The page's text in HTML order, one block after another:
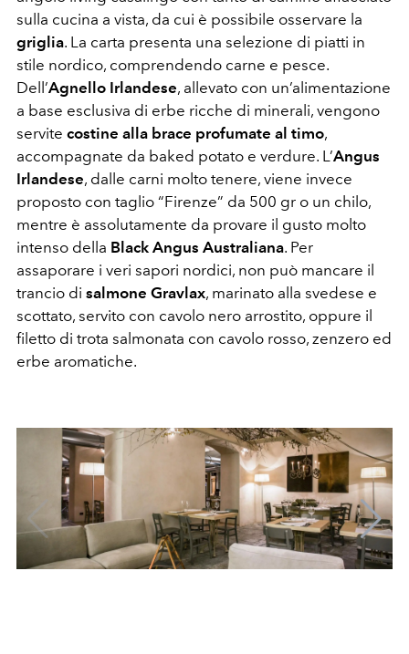
sulla cucina a vista, da cui è possibile osservare la
griglia. La carta presenta una selezione di piatti in
stile nordico, comprendendo carne e pesce.
Dell’Agnello Irlandese, allevato con un’alimentazione
a base esclusiva di erbe ricche di minerali, vengono
servite costine alla brace profumate al timo,
accompagnate da baked potato e verdure. L’Angus
Irlandese, dalle carni molto tenere, viene invece
proposto con taglio “Firenze” da 500 gr o un chilo,
mentre è assolutamente da provare il gusto molto
intenso della Black Angus Australiana. Per
assaporare i veri sapori nordici, non può mancare il
trancio di salmone Gravlax, marinato alla svedese e
scottato, servito con cavolo nero arrostito, oppure il
filetto di trota salmonata con cavolo rosso, zenzero ed
erbe aromatiche.